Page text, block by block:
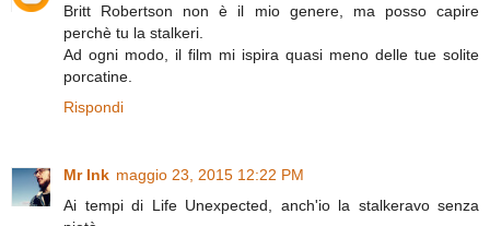
Britt Robertson non è il mio genere, ma posso capire
perchè tu la stalkeri.
Ad ogni modo, il film mi ispira quasi meno delle tue solite
porcatine.
Rispondi
Mr Ink maggio 23, 2015 12:22 PM
Ai tempi di Life Unexpected, anch'io la stalkeravo senza